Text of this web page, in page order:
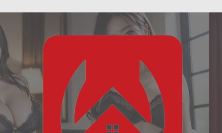
ฝัน
เห็น
to
content